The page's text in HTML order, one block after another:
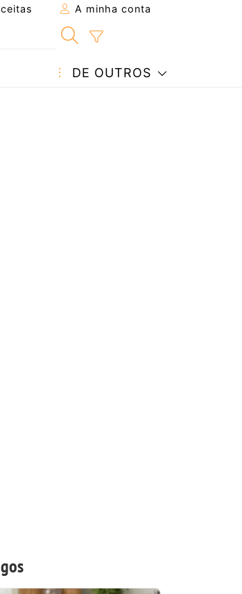
A minha conta
DE OUTROS
amigoda receita
receita? Compartilhe